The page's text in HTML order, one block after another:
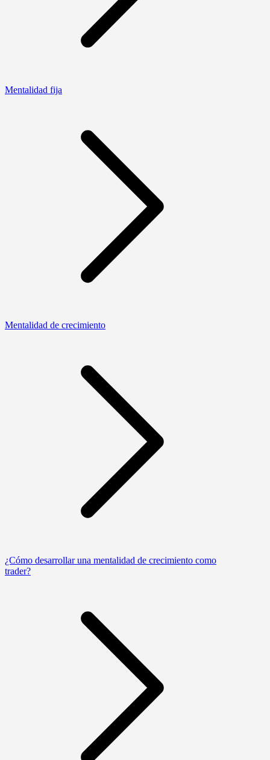
Mentalidad fija
Mentalidad de crecimiento
¿Cómo desarrollar una mentalidad de crecimiento como
trader?